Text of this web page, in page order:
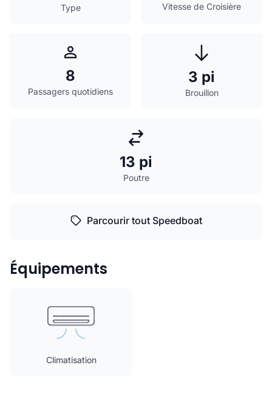
Type Vitesse de Croisière
8
Passagers quotidiens
3 pi
Brouillon
13 pi
Poutre
Parcourir tout Speedboat
Équipements
Climatisation